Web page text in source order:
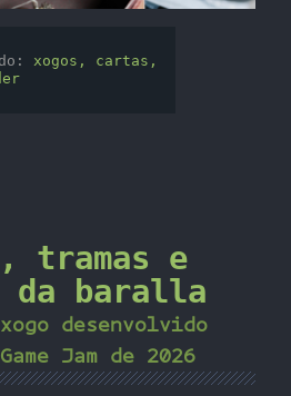
xogos, cartas,
tramas e
da baralla
desenvolvido
Jam de 2026